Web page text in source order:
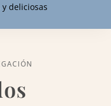
deliciosas